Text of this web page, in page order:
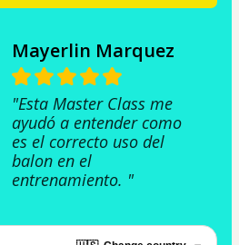
Mayerlin Marquez
"Esta Master Class me
ayudó a entender como
es el correcto uso del
balon en el
entrenamiento. "